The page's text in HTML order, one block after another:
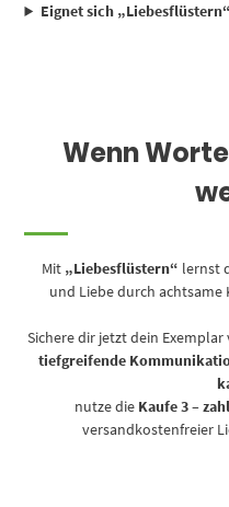
Eignet sich
Wenn
Mit „Liebesflüstern“ lernst
und Liebe durch
Sichere dir jetzt dein Exemplar
tiefgreifende
nutze die Kaufe 3 –
versandkostenfreier